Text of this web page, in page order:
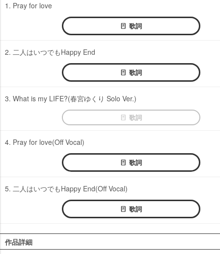
1. Pray for love
歌詞
2. 二人はいつでもHappy End
歌詞
3. What is my LIFE?(春宮ゆくり Solo Ver.)
歌詞
4. Pray for love(Off Vocal)
歌詞
5. 二人はいつでもHappy End(Off Vocal)
歌詞
作品詳細